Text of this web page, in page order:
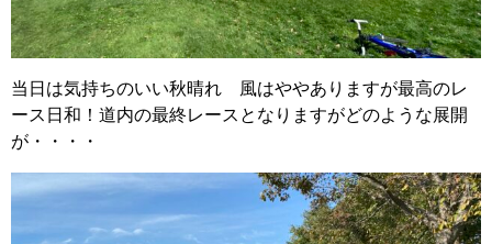
当日は気持ちのいい秋晴れ 風はややありますが最高のレ
ース日和！道内の最終レースとなりますがどのような展開
が・・・・